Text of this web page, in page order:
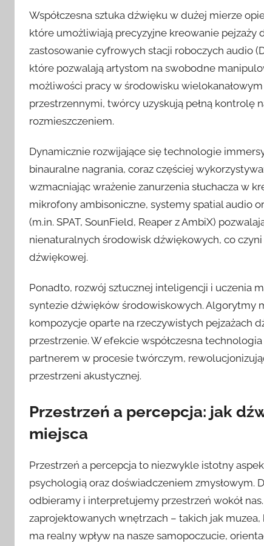
Współczesna sztuka dźwięku w dużej mierze
które umożliwiają precyzyjne kreowanie
zastosowanie cyfrowych stacji roboczych audio
które pozwalają artystom na swobodne
możliwości pracy w środowisku
przestrzennymi, twórcy uzyskują pełną kontrolę
rozmieszczeniem.
Dynamicznie rozwijające się technologie
binauralne nagrania, coraz częściej
wzmacniając wrażenie zanurzenia słuchacza w
mikrofony ambisoniczne, systemy spatial audio
(m.in. SPAT, SounField, Reaper z AmbiX)
nienaturalnych środowisk dźwiękowych, co
dźwiękowej.
Ponadto, rozwój sztucznej inteligencji i uczenia
syntezie dźwięków środowiskowych. Algorytmy
kompozycje oparte na rzeczywistych pejzażach
przestrzenie. W efekcie współczesna
partnerem w procesie twórczym,
przestrzeni akustycznej.
Przestrzeń a percepcja: jak
miejsca
Przestrzeń a percepcja to niezwykle istotny
psychologią oraz doświadczeniem zmysłowym.
odbieramy i interpretujemy przestrzeń wokół
zaprojektowanych wnętrzach – takich jak
ma realny wpływ na nasze samopoczucie,